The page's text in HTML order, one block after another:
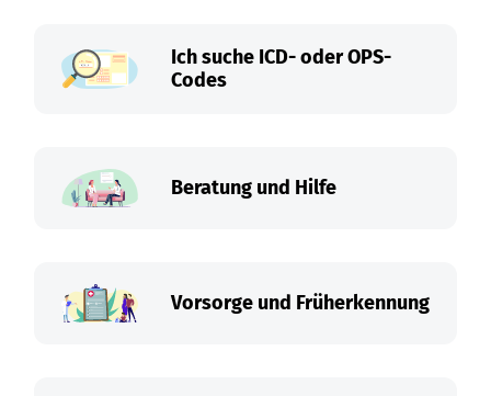
Ich suche ICD- oder OPS-
Codes
Beratung und Hilfe
Vorsorge und Früherkennung